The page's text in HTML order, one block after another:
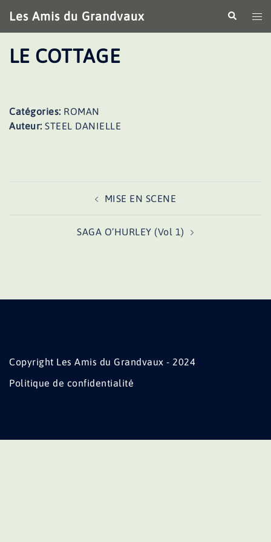
au
contenu
Les Amis du Grandvaux
le
LE COTTAGE
Catégories: ROMAN
Auteur: STEEL DANIELLE
MISE EN SCENE
SAGA O’HURLEY (Vol 1)
Copyright Les Amis du Grandvaux - 2024
Politique de confidentialité